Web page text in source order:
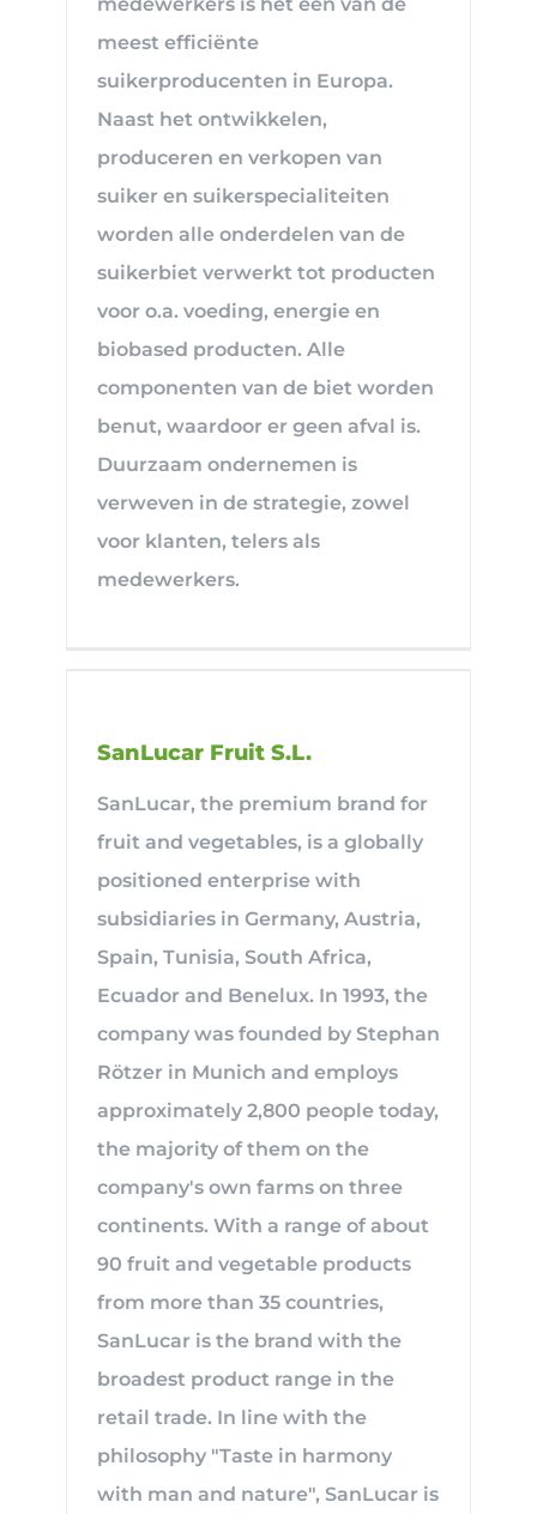
meest efficiënte
suikerproducenten in Europa.
Naast het ontwikkelen,
produceren en verkopen van
suiker en suikerspecialiteiten
worden alle onderdelen van de
suikerbiet verwerkt tot producten
voor o.a. voeding, energie en
biobased producten. Alle
componenten van de biet worden
benut, waardoor er geen afval is.
Duurzaam ondernemen is
verweven in de strategie, zowel
voor klanten, telers als
medewerkers.
SanLucar Fruit S.L.
SanLucar, the premium brand for
fruit and vegetables, is a globally
positioned enterprise with
subsidiaries in Germany, Austria,
Spain, Tunisia, South Africa,
Ecuador and Benelux. In 1993, the
company was founded by Stephan
Rötzer in Munich and employs
approximately 2,800 people today,
the majority of them on the
company's own farms on three
continents. With a range of about
90 fruit and vegetable products
from more than 35 countries,
SanLucar is the brand with the
broadest product range in the
retail trade. In line with the
philosophy "Taste in harmony
with man and nature", SanLucar is